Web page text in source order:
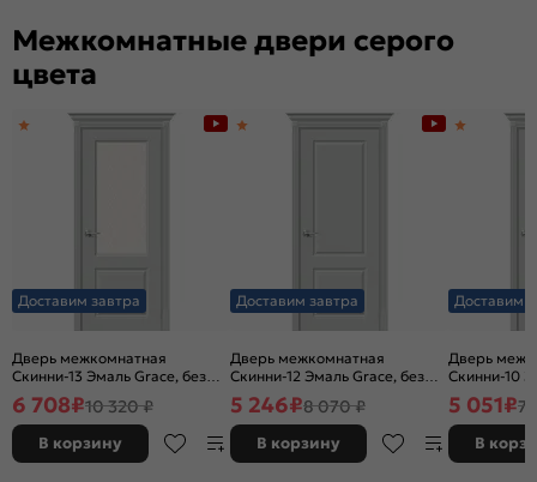
Межкомнатные двери серого
цвета
Доставим завтра
Дверь межкомнатная
Скинни-13 Эмаль Grace, без
декора, остекленная, white
сrystal, без кромки, скиновая
6 708₽10 320 ₽
В корзину
Доставим завтра
Дверь межкомнатная
Скинни-12 Эмаль Grace, без
декора, глухая, без стекла,
без кромки, скиновая
5 246₽8 070 ₽
В корзину
Доставим
Дверь
Скинни-10
декора,
без кромки,
5 051₽7
В